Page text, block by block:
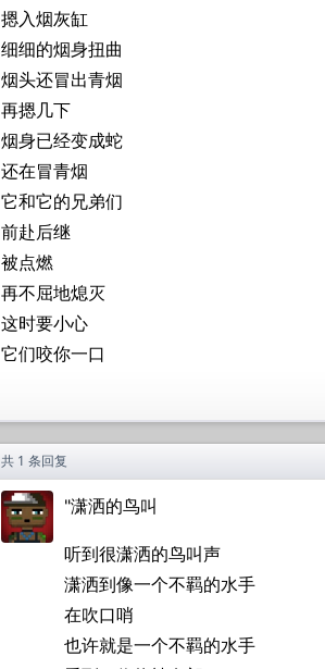
摁入烟灰缸
细细的烟身扭曲
烟头还冒出青烟
再摁几下
烟身已经变成蛇
还在冒青烟
它和它的兄弟们
前赴后继
被点燃
再不屈地熄灭
这时要小心
它们咬你一口
共 1 条回复
"潇洒的鸟叫
听到很潇洒的鸟叫声
潇洒到像一个不羁的水手
在吹口哨
也许就是一个不羁的水手